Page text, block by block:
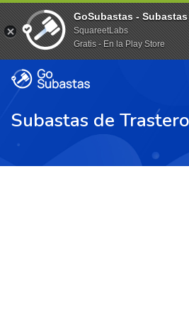
Subastas de
GoSubastas -
SquareetLabs
Gratis - En la Play Store